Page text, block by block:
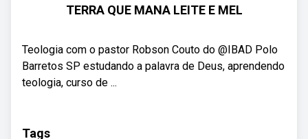
TERRA QUE MANA LEITE E MEL
Teologia com o pastor Robson Couto do @IBAD Polo
Barretos SP estudando a palavra de Deus, aprendendo
teologia, curso de ...
Tags